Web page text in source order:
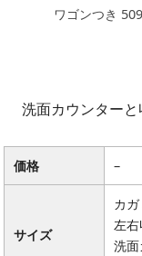
ワゴンつき
洗面カウンター
価格 –
サイズ
カ
左
洗